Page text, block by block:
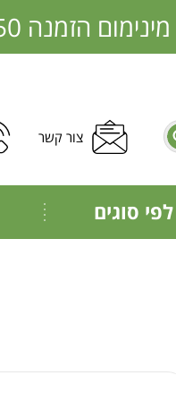
פתח תפריט נגישות
* הזמנות מראש בלבד
צור קשר
סוגים